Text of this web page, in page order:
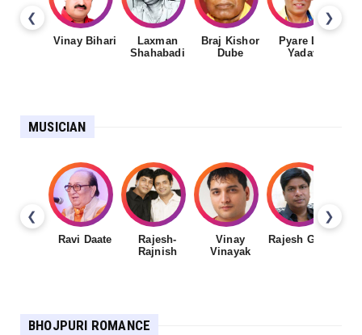
❮ ❯
Vinay Bihari
Laxman
Shahabadi
Braj Kishor
Dube
Pyare Lal
Yadav
MUSICIAN
❮ ❯
Ravi Daate
Rajesh-
Rajnish
Vinay
Vinayak
Rajesh Gupta
BHOJPURI ROMANCE